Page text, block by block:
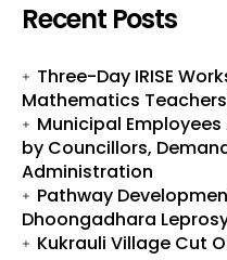
Recent Posts
Three-Day IRISE
Mathematics
Municipal
by Councillors,
Administration
Pathway
Dhoongadhara
Kukrauli Village Cut